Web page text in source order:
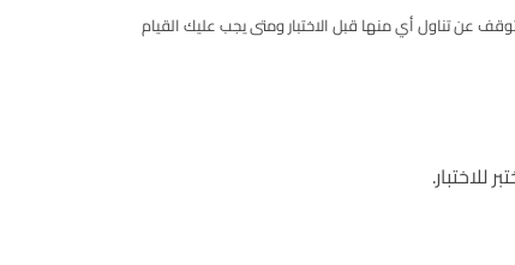
عن تناول أي منها قبل الاختبار ومتى يجب عليك القيام